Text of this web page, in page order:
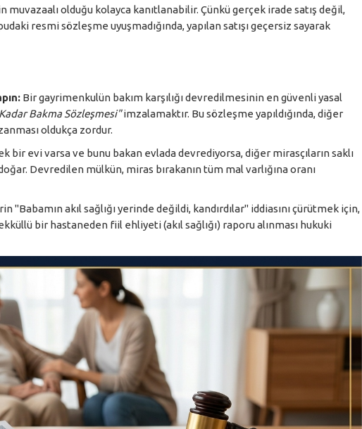
olduğu kolayca kanıtlanabilir. Çünkü gerçek irade satış değil,
resmi sözleşme uyuşmadığında, yapılan satışı geçersiz sayarak
Bir gayrimenkulün bakım karşılığı devredilmesinin en güvenli yasal
Bakma Sözleşmesi"imzalamaktır. Bu sözleşme yapıldığında, diğer
oldukça zordur.
bir evi varsa ve bunu bakan evlada devrediyorsa, diğer mirasçıların saklı
Devredilen mülkün, miras bırakanın tüm mal varlığına oranı
"Babamın akıl sağlığı yerinde değildi, kandırdılar" iddiasını çürütmek için,
bir hastaneden fiil ehliyeti (akıl sağlığı) raporu alınması hukuki